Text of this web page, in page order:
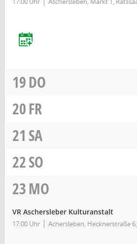
19DO
20FR
21 SA
22SO
23MO
VR Aschersleber Kulturanstalt
17:00 Uhr Achersleben, Hecknerstraße